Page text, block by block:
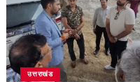
उत्तराखंड